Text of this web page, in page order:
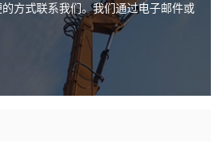
方式联系我们。我们通过电子邮件或